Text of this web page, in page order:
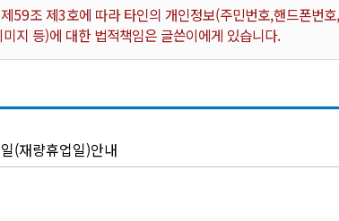
59조 제3호에 따라 타인의 개인정보(주민번호,핸드폰번
지 등)에 대한 법적책임은 글쓴이에게 있습니다.
(재량휴업일)안내